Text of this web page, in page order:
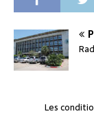
Les